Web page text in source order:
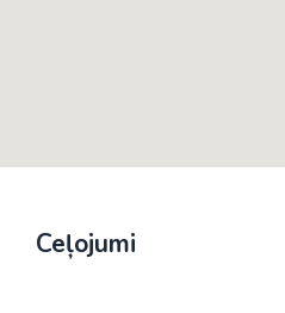
Ceļojumi